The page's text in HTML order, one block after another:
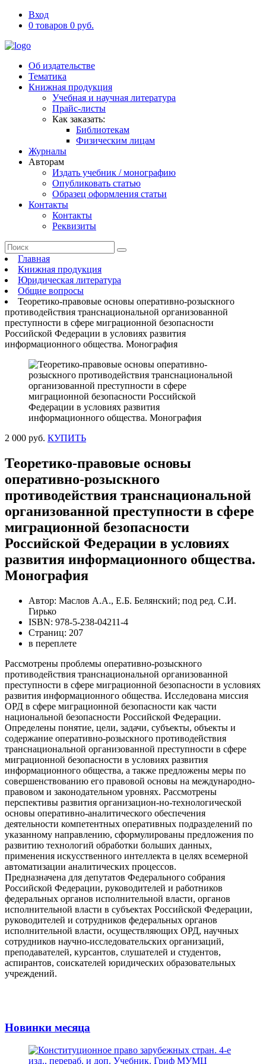
Вход
0 товаров 0 руб.
Об издательстве
Тематика
Книжная продукция
Учебная и научная литература
Прайс-листы
Как заказать:
Библиотекам
Физическим лицам
Журналы
Авторам
Издать учебник / монографию
Опубликовать статью
Образец оформления статьи
Контакты
Контакты
Реквизиты
Главная
Книжная продукция
Юридическая литература
Общие вопросы
Теоретико-правовые основы оперативно-розыскного
противодействия транснациональной организованной
преступности в сфере миграционной безопасности
Российской Федерации в условиях развития
информационного общества. Монография
2 000 руб. КУПИТЬ
Теоретико-правовые основы
оперативно-розыскного
противодействия транснациональной
организованной преступности в сфере
миграционной безопасности
Российской Федерации в условиях
развития информационного общества.
Монография
Автор: Маслов А.А., Е.Б. Белянский; под ред. С.И.
Гирько
ISBN: 978-5-238-04211-4
Страниц: 207
в переплете
Рассмотрены проблемы оперативно-розыскного
противодействия транснациональной организованной
преступности в сфере миграционной безопасности в условиях
развития информационного общества. Исследована миссия
ОРД в сфере миграционной безопасности как части
национальной безопасности Российской Федерации.
Определены понятие, цели, задачи, субъекты, объекты и
содержание оперативно-розыскного противодействия
транснациональной организованной преступности в сфере
миграционной безопасности в условиях развития
информационного общества, а также предложены меры по
совершенствованию его правовой основы на международно-
правовом и законодательном уровнях. Рассмотрены
перспективы развития организацион-но-технологической
основы оперативно-аналитического обеспечения
деятельности компетентных оперативных подразделений по
указанному направлению, сформулированы предложения по
развитию технологий обработки больших данных,
применения искусственного интеллекта в целях всемерной
автоматизации аналитических процессов.
Предназначена для депутатов Федерального собрания
Российской Федерации, руководителей и работников
федеральных органов исполнительной власти, органов
исполнительной власти в субъектах Российской Федерации,
руководителей и сотрудников федеральных органов
исполнительной власти, осуществляющих ОРД, научных
сотрудников научно-исследовательских организаций,
преподавателей, курсантов, слушателей и студентов,
аспирантов, соискателей юридических образовательных
учреждений.
Новинки месяца